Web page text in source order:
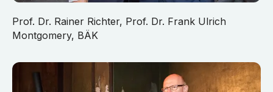
Prof. Dr. Rainer Richter, Prof. Dr. Frank Ulrich
Montgomery, BÄK